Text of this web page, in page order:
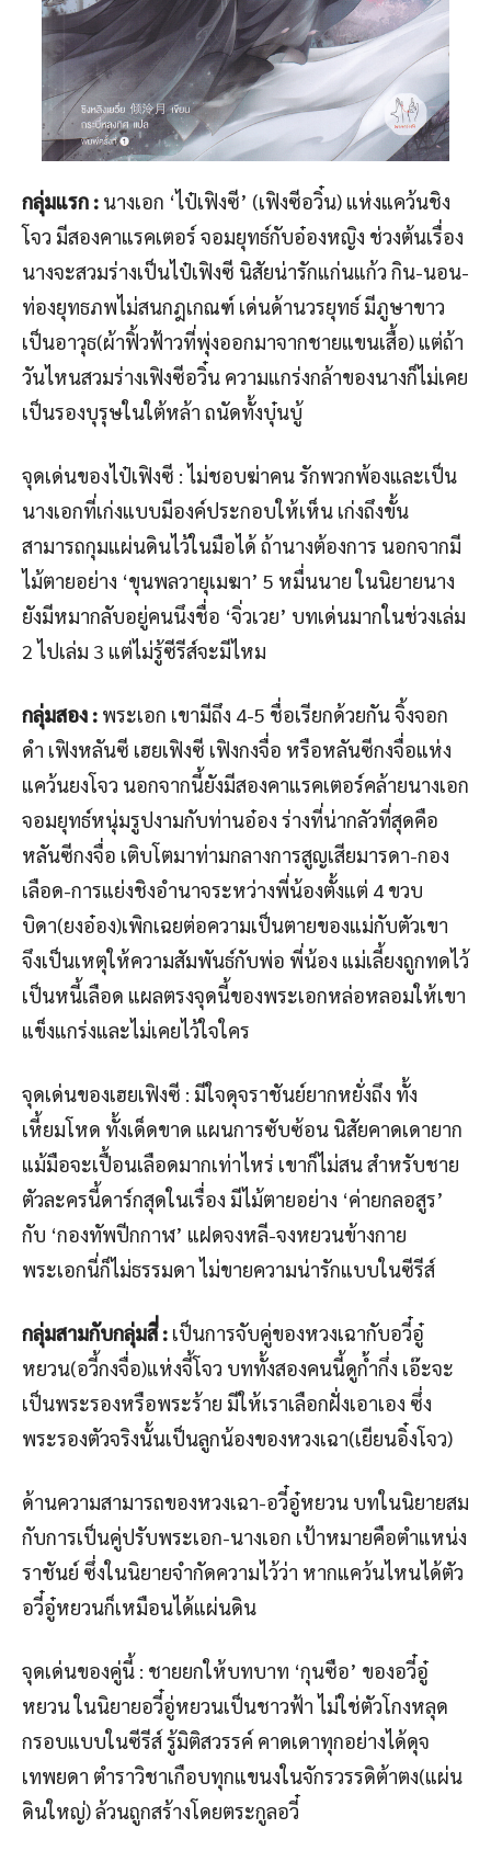
กลุ่มแรก : นางเอก ‘ไป๋เฟิงซี’ (เฟิงซีอวิ๋น) แห่งแคว้นชิง
โจว มีสองคาแรคเตอร์ จอมยุทธ์กับอ๋องหญิง ช่วงต้นเรื่อง
นางจะสวมร่างเป็นไป๋เฟิงซี นิสัยน่ารักแก่นแก้ว กิน-นอน-
ท่องยุทธภพไม่สนกฎเกณฑ์ เด่นด้านวรยุทธ์ มีภูษาขาว
เป็นอาวุธ(ผ้าฟิ้วฟ้าวที่พุ่งออกมาจากชายแขนเสื้อ) แต่ถ้า
วันไหนสวมร่างเฟิงซีอวิ๋น ความแกร่งกล้าของนางก็ไม่เคย
เป็นรองบุรุษในใต้หล้า ถนัดทั้งบุ๋นบู้
จุดเด่นของไป๋เฟิงซี : ไม่ชอบฆ่าคน รักพวกพ้องและเป็น
นางเอกที่เก่งแบบมีองค์ประกอบให้เห็น เก่งถึงขั้น
สามารถกุมแผ่นดินไว้ในมือได้ ถ้านางต้องการ นอกจากมี
ไม้ตายอย่าง ‘ขุนพลวายุเมฆา’ 5 หมื่นนาย ในนิยายนาง
ยังมีหมากลับอยู่คนนึงชื่อ ‘จิ่วเวย’ บทเด่นมากในช่วงเล่ม
2 ไปเล่ม 3 แต่ไม่รู้ซีรีส์จะมีไหม
กลุ่มสอง : พระเอก เขามีถึง 4-5 ชื่อเรียกด้วยกัน จิ้งจอก
ดำ เฟิงหลันซี เฮยเฟิงซี เฟิงกงจื่อ หรือหลันซีกงจื่อแห่ง
แคว้นยงโจว นอกจากนี้ยังมีสองคาแรคเตอร์คล้ายนางเอก
จอมยุทธ์หนุ่มรูปงามกับท่านอ๋อง ร่างที่น่ากลัวที่สุดคือ
หลันซีกงจื่อ เติบโตมาท่ามกลางการสูญเสียมารดา-กอง
เลือด-การแย่งชิงอำนาจระหว่างพี่น้องตั้งแต่ 4 ขวบ
บิดา(ยงอ๋อง)เพิกเฉยต่อความเป็นตายของแม่กับตัวเขา
จึงเป็นเหตุให้ความสัมพันธ์กับพ่อ พี่น้อง แม่เลี้ยงถูกทดไว้
เป็นหนี้เลือด แผลตรงจุดนี้ของพระเอกหล่อหลอมให้เขา
แข็งแกร่งและไม่เคยไว้ใจใคร
จุดเด่นของเฮยเฟิงซี : มีใจดุจราชันย์ยากหยั่งถึง ทั้ง
เหี้ยมโหด ทั้งเด็ดขาด แผนการซับซ้อน นิสัยคาดเดายาก
แม้มือจะเปื้อนเลือดมากเท่าไหร่ เขาก็ไม่สน สำหรับชาย
ตัวละครนี้ดาร์กสุดในเรื่อง มีไม้ตายอย่าง ‘ค่ายกลอสูร’
กับ ‘กองทัพปีกกาฬ’ แฝดจงหลี-จงหยวนข้างกาย
พระเอกนี่ก็ไม่ธรรมดา ไม่ขายความน่ารักแบบในซีรีส์
กลุ่มสามกับกลุ่มสี่ : เป็นการจับคู่ของหวงเฉากับอวี๋อู๋
หยวน(อวี้กงจื่อ)แห่งจี้โจว บททั้งสองคนนี้ดูก้ำกึ่ง เอ๊ะจะ
เป็นพระรองหรือพระร้าย มีให้เราเลือกฝั่งเอาเอง ซึ่ง
พระรองตัวจริงนั้นเป็นลูกน้องของหวงเฉา(เยียนอิ๋งโจว)
ด้านความสามารถของหวงเฉา-อวี๋อู๋หยวน บทในนิยายสม
กับการเป็นคู่ปรับพระเอก-นางเอก เป้าหมายคือตำแหน่ง
ราชันย์ ซึ่งในนิยายจำกัดความไว้ว่า หากแคว้นไหนได้ตัว
อวี๋อู๋หยวนก็เหมือนได้แผ่นดิน
จุดเด่นของคู่นี้ : ชายยกให้บทบาท ‘กุนซือ’ ของอวี๋อู๋
หยวน ในนิยายอวี๋อู่หยวนเป็นชาวฟ้า ไม่ใช่ตัวโกงหลุด
กรอบแบบในซีรีส์ รู้มิติสวรรค์ คาดเดาทุกอย่างได้ดุจ
เทพยดา ตำราวิชาเกือบทุกแขนงในจักรวรรดิต้าตง(แผ่น
ดินใหญ่) ล้วนถูกสร้างโดยตระกูลอวี๋